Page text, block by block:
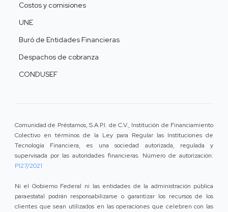
Costos y comisiones
UNE
Buró de Entidades Financieras
Despachos de cobranza
CONDUSEF
Comunidad de Préstamos, S.A.P.I. de C.V., Institución de Financiamiento
Colectivo en términos de la Ley para Regular las Instituciones de
Tecnología Financiera, es una sociedad autorizada, regulada y
supervisada por las autoridades financieras. Número de autorización:
P127/2021
Ni el Gobierno Federal ni las entidades de la administración pública
paraestatal podrán responsabilizarse o garantizar los recursos de los
clientes que sean utilizados en las operaciones que celebren con las